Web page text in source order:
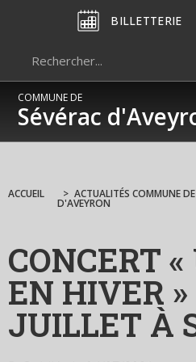
BILLETTERIE
COMMUNE DE
Sévérac
ACCUEIL > ACTUALITÉS COMMUNE DE
D'AVEYRON
CONCERT
EN HIVER
JUILLET À